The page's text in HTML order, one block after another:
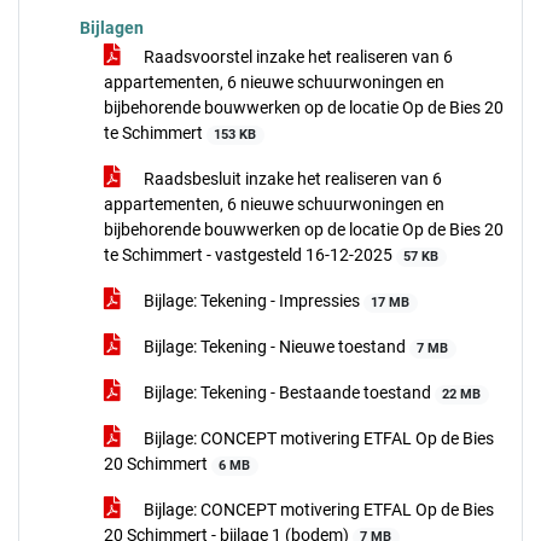
Bijlagen
Raadsvoorstel inzake het realiseren van 6
appartementen, 6 nieuwe schuurwoningen en
bijbehorende bouwwerken op de locatie Op de Bies 20
te Schimmert
153 KB
Raadsbesluit inzake het realiseren van 6
appartementen, 6 nieuwe schuurwoningen en
bijbehorende bouwwerken op de locatie Op de Bies 20
te Schimmert - vastgesteld 16-12-2025
57 KB
Bijlage: Tekening - Impressies 17 MB
Bijlage: Tekening - Nieuwe toestand 7 MB
Bijlage: Tekening - Bestaande toestand 22 MB
Bijlage: CONCEPT motivering ETFAL Op de Bies
20 Schimmert
6 MB
Bijlage: CONCEPT motivering ETFAL Op de Bies
20 Schimmert - bijlage 1 (bodem)
7 MB